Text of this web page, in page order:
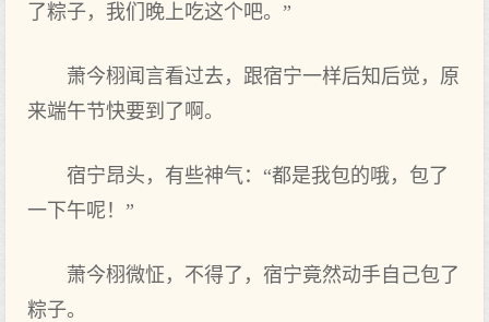
了粽子，我们‌晚上吃这个‌吧。”
萧今栩闻言看过去，跟宿宁一样后知后觉，原
来端午节快要到‌了啊。
宿宁昂头‌，有些神气：“都是我包的哦，包了
一下午呢！”
萧今栩微怔，不得了，宿宁竟然动手自己包了
粽子。